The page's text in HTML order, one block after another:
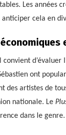
Les années
anticiper cela en
d’évaluer
ont
des artistes de
nationale. Le
dans le genre.